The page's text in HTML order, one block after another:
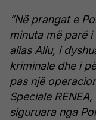
“Në prangat e
minuta më parë
alias Aliu, i
kriminale dhe i
pas një
Speciale
siguruara nga